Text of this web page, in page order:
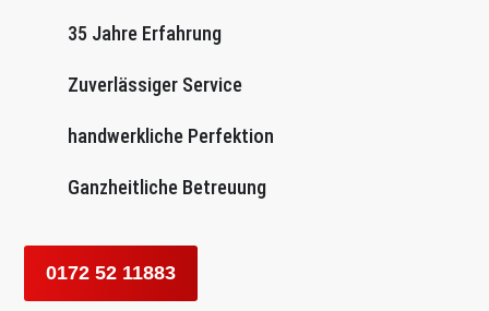
35 Jahre Erfahrung
Zuverlässiger Service
handwerkliche Perfektion
Ganzheitliche Betreuung
0172 52 11883